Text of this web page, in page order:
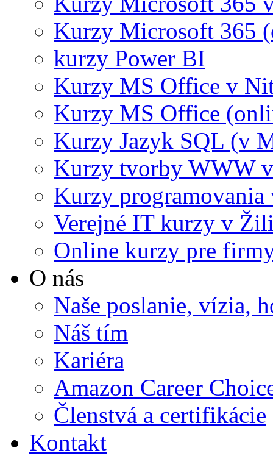
Kurzy Microsoft 365
kurzy Power BI
Kurzy MS Office v
Kurzy MS Office
Kurzy Jazyk SQL (v
Kurzy tvorby WWW
Kurzy
Verejné IT kurzy v
Online kurzy pre
O nás
Naše poslanie, vízia,
Náš tím
Kariéra
Amazon Career
Členstvá a certifikácie
Kontakt